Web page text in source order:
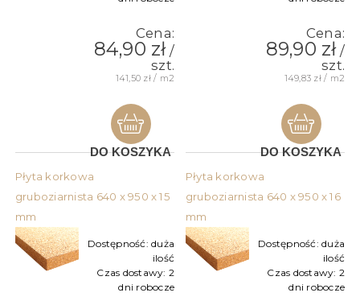
Cena:
84,90 zł/
szt.
141,50 zł / m2
DO KOSZYKA
Cena:
89,90 zł/
szt.
149,83 zł / m2
DO KOSZYKA
Płyta korkowa
gruboziarnista 640 x 950 x 15
mm
Dostępność: duża
ilość
Czas dostawy: 2
dni robocze
Płyta korkowa
gruboziarnista 640 x 950 x 16
mm
Dostępność: duża
ilość
Czas dostawy: 2
dni robocze